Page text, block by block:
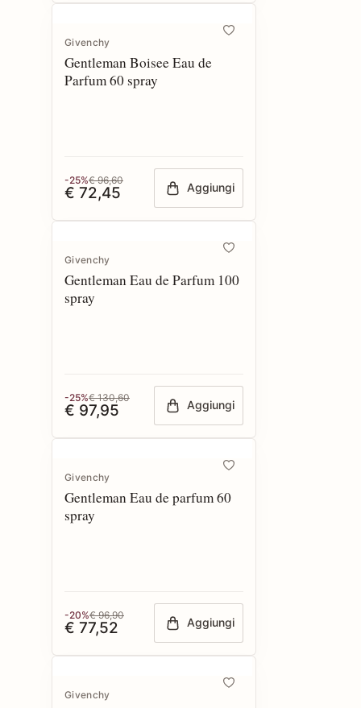
Givenchy
Gentleman Boisee Eau de
Parfum 60 spray
-25%€ 96,60
€ 72,45 Aggiungi
Givenchy
Gentleman Eau de Parfum 100
spray
-25%€ 130,60
€ 97,95 Aggiungi
Givenchy
Gentleman Eau de parfum 60
spray
-20%€ 96,90
€ 77,52 Aggiungi
Givenchy